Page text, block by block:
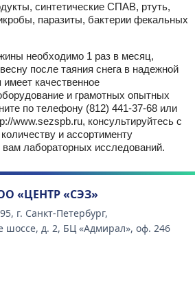
синтетические СПАВ, ртуть,
паразиты, бактерии фекальных
необходимо 1 раз в месяц,
после таяния снега в надежной
имеет качественное
и грамотных опытных
по телефону (812) 441-37-68 или
www.sezspb.ru, консультируйтесь с
и ассортименту
лабораторных исследований.
«ЦЕНТР «СЭЗ»
г. Санкт-Петербург,
шоссе, д. 2, БЦ «Адмирал», оф. 246